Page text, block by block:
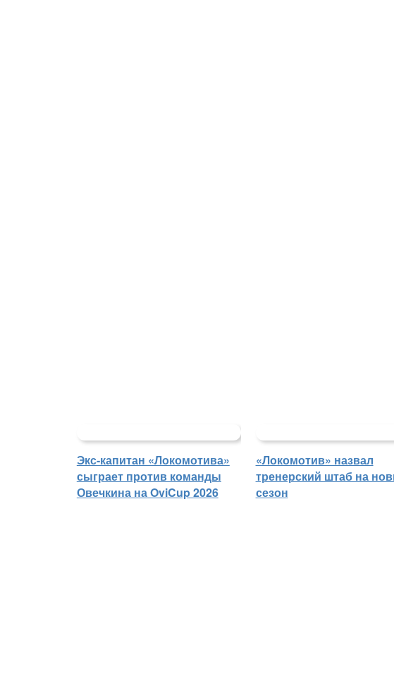
Экс-капитан «Локомотива»
сыграет против команды
Овечкина на OviCup 2026
«Локомотив» назвал
тренерский штаб на
сезон